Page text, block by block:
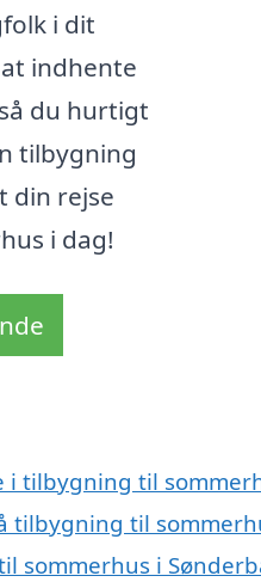
i dit
indhente
du hurtigt
tilbygning
din rejse
i dag!
i tilbygning til
tilbygning til
sommerhus i